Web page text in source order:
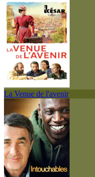
La Venue de l'avenir